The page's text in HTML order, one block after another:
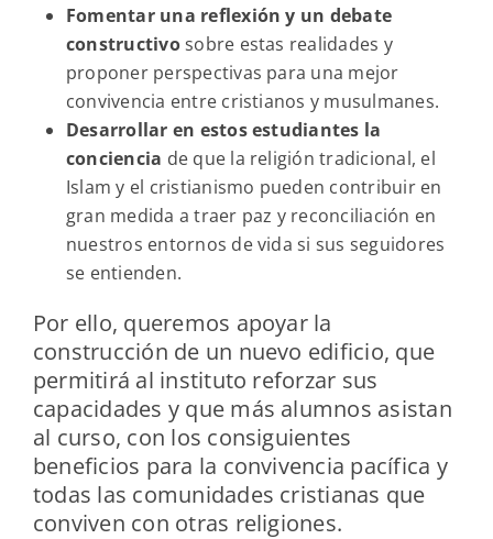
Fomentar una reflexión y un debate
constructivosobre estas realidades y
proponer perspectivas para una mejor
convivencia entre cristianos y musulmanes.
Desarrollar en estos estudiantes la
conciencia de que la religión tradicional, el
Islam y el cristianismo pueden contribuir en
gran medida a traer paz y reconciliación en
nuestros entornos de vida si sus seguidores
se entienden.
Por ello, queremos apoyar la
construcción de un nuevo edificio, que
permitirá al instituto reforzar sus
capacidades y que más alumnos asistan
al curso, con los consiguientes
beneficios para la convivencia pacífica y
todas las comunidades cristianas que
conviven con otras religiones.